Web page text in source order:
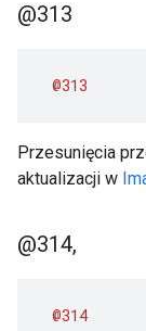
@313
@313
Przesunięcia
aktualizacji w
@314,
@314